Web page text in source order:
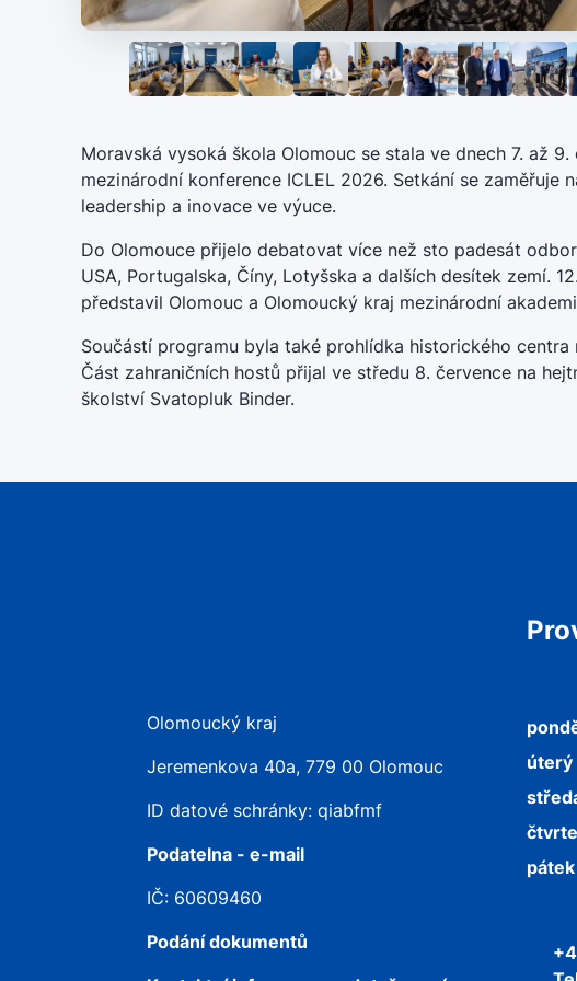
Moravská vysoká škola Olomouc se stala ve dnech 7. až
mezinárodní konference ICLEL 2026. Setkání se zaměřuje
leadership a inovace ve výuce.
Do Olomouce přijelo debatovat více než sto padesát
USA, Portugalska, Číny, Lotyšska a dalších desítek zemí.
představil Olomouc a Olomoucký kraj mezinárodní
Součástí programu byla také prohlídka historického centra
Část zahraničních hostů přijal ve středu 8. července na
školství Svatopluk Binder.
Olomoucký kraj
Jeremenkova 40a, 779 00 Olomouc
ID datové schránky: qiabfmf
Podatelna - e-mail
IČ: 60609460
Podání dokumentů
úterý
pátek